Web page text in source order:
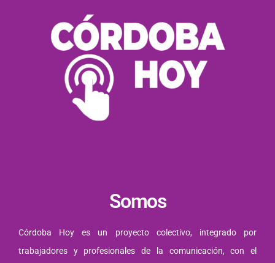
Somos
Córdoba Hoy es un proyecto colectivo, integrado por
trabajadores y profesionales de la comunicación, con el